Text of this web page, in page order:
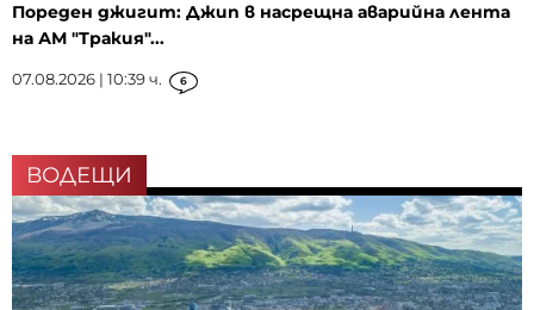
Пореден джигит: Джип в насрещна аварийна лента
на АМ "Тракия"...
07.08.2026 | 10:39 ч. 6
ВОДЕЩИ